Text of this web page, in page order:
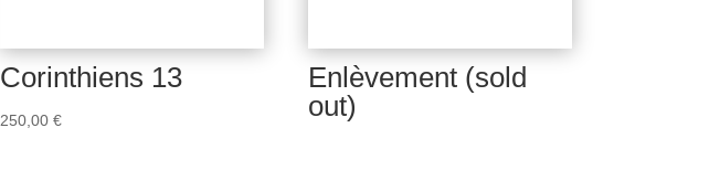
Corinthiens 13
250,00€
Enlèvement (sold
out)